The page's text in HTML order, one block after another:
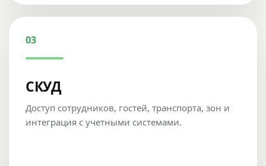
03
СКУД
Доступ сотрудников, гостей, транспорта, зон и
интеграция с учетными системами.